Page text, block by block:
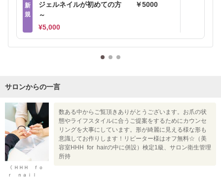
新
規
ジェルネイルが初めての方 ￥5000
～
¥5,000
サロンからの一言
《 ＨＨＨ ｆｏ
ｒ ｎａｉｌ
数ある中からご覧頂きありがとうございます。お爪の状
態やライフスタイルに合うご提案をするためにカウンセ
リングを大事にしています。形が綺麗に見える様な形も
意識してお作りします！リピーター様はオフ無料☆（美
容室HHH for hairの中に併設）検定1級、サロン衛生管理
所持